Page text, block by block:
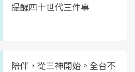
提醒四十世代三件事
陪伴，從三神開始。全台不